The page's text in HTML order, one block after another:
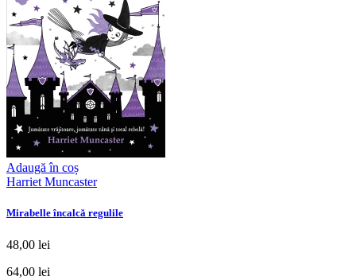
Adaugă în coș
Harriet Muncaster
Mirabelle încalcă regulile
48,00 lei
64,00 lei